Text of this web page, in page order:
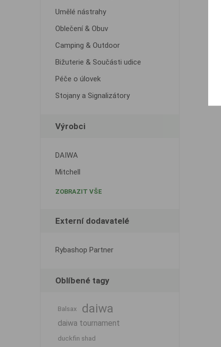
Umělé nástrahy
Oblečení & Obuv
Camping & Outdoor
Bižuterie & Součásti udice
Péče o úlovek
Stojany a Signalizátory
Výrobci
DAIWA
Mitchell
ZOBRAZIT VŠE
Externí dodavatelé
Rybashop Partner
Oblíbené tagy
Balsax daiwa
daiwa tournament
duckfin shad